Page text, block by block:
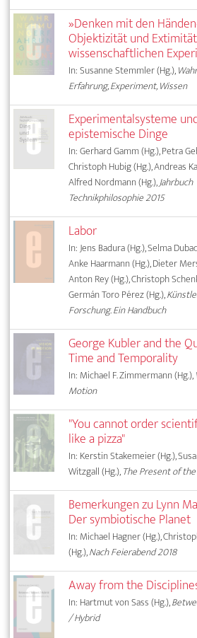
»Denken mit den
Objektizität und
wissenschaftlichen
In: Susanne Stemmler (Hg.),
Erfahrung, Experiment, Wissen
Experimentalsysteme
epistemische Dinge
In: Gerhard Gamm (Hg.), Petra
Christoph Hubig (Hg.), Andreas
Alfred Nordmann (Hg.),Jahrbuch
Technikphilosophie 2015
Labor
In: Jens Badura (Hg.), Selma
Anke Haarmann (Hg.), Dieter
Anton Rey (Hg.), Christoph
Germán Toro Pérez (Hg.),
Forschung. Ein Handbuch
George Kubler and the
Time and Temporality
In: Michael F. Zimmermann (Hg.),
Motion
"You cannot order
like a pizza"
In: Kerstin Stakemeier (Hg.),
Witzgall (Hg.),The Present of
Bemerkungen zu Lynn
Der symbiotische Planet
In: Michael Hagner (Hg.),
(Hg.),Nach Feierabend 2018
Away from the
In: Hartmut von Sass (Hg.),
/ Hybrid